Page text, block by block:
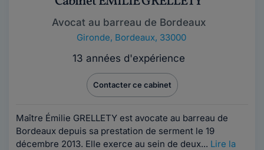
Avocat au barreau de Bordeaux
Gironde, Bordeaux, 33000
13 années d'expérience
Contacter ce cabinet
Maître Émilie GRELLETY est avocate au barreau de
Bordeaux depuis sa prestation de serment le 19
décembre 2013. Elle exerce au sein de deux... Lire la